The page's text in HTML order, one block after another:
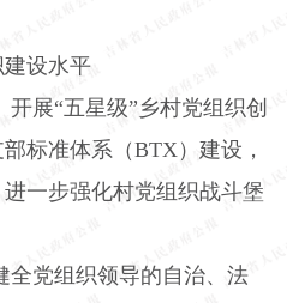
建设水平
展“五星级”乡村党组织创
标准体系（BTX ）建设，
一步强化村党组织战斗堡
全党组织领导的自治、法